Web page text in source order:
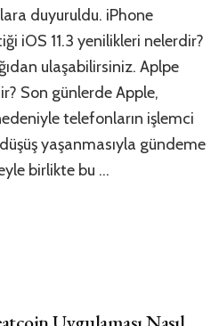
duyuruldu. iPhone
iOS 11.3 yenilikleri nelerdir?
ulaşabilirsiniz. Aplpe
Son günlerde Apple,
telefonların işlemci
yaşanmasıyla gündeme
birlikte bu …